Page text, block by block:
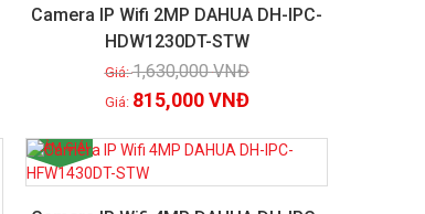
Xem chi tiết
Camera IP Wifi 2MP DAHUA DH-IPC-
HDW1230DT-STW
1,630,000VNĐ
815,000VNĐ
GIẢM GIÁ!